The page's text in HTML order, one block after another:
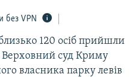
без VPN
120 осіб прийшли
Верховний суд Криму
власника парку левів